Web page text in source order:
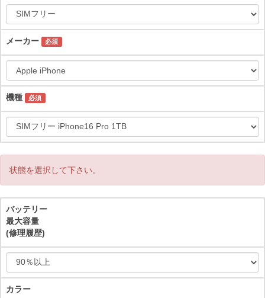
メーカー 必須
機種 必須
状態を選択して下さい。
バッテリー
最大容量
(修理履歴)
カラー